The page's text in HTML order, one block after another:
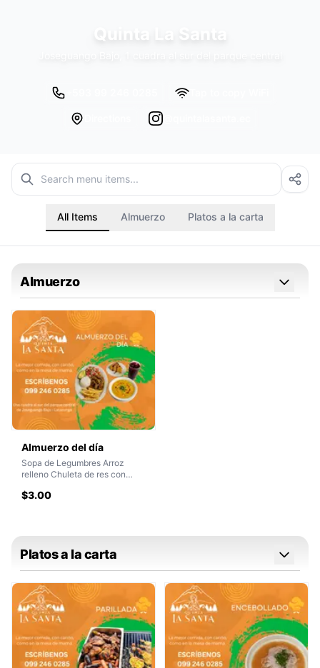
Quinta La Santa
@quintalasanta.ec
All Items Almuerzo Platos a la carta
Almuerzo
Almuerzo del día
Sopa de Legumbres Arroz
relleno Chuleta de res con
Postre
$3.00
Platos a la carta